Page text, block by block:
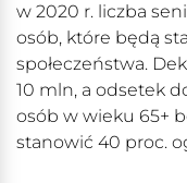
w 2020 r. liczba
osób, które będą
społeczeństwa.
10 mln, a odsetek
osób w wieku 65+
stanowić 40 proc.